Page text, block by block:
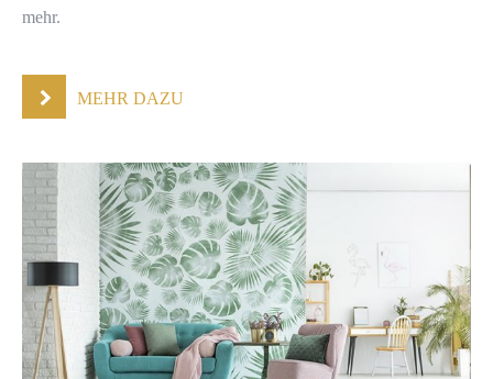
mehr.
MEHR DAZU